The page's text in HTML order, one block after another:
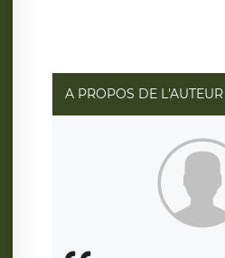
rue Léopold Sédar Senghor,
également le droit d’introduire
d’une autorité de contrôle.
A PROPOS DE L'AUTEUR